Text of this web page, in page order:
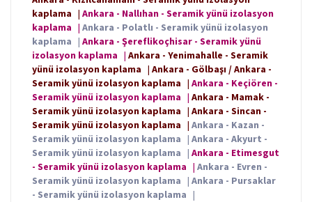
kaplama | Ankara - Nallıhan - Seramik yünü izolasyon
kaplama | Ankara - Polatlı - Seramik yünü izolasyon
kaplama | Ankara - Şereflikoçhisar - Seramik yünü
izolasyon kaplama | Ankara - Yenimahalle - Seramik
yünü izolasyon kaplama | Ankara - Gölbaşı / Ankara -
Seramik yünü izolasyon kaplama | Ankara - Keçiören -
Seramik yünü izolasyon kaplama | Ankara - Mamak -
Seramik yünü izolasyon kaplama | Ankara - Sincan -
Seramik yünü izolasyon kaplama | Ankara - Kazan -
Seramik yünü izolasyon kaplama | Ankara - Akyurt -
Seramik yünü izolasyon kaplama | Ankara - Etimesgut
- Seramik yünü izolasyon kaplama | Ankara - Evren -
Seramik yünü izolasyon kaplama | Ankara - Pursaklar
- Seramik yünü izolasyon kaplama |